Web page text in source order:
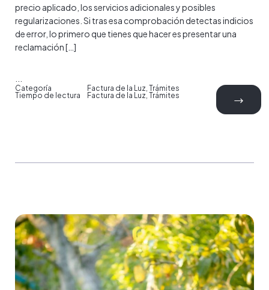
precio aplicado, los servicios adicionales y posibles
regularizaciones. Si tras esa comprobación detectas indicios
de error, lo primero que tienes que hacer es presentar una
reclamación […]
Categoría Factura de la Luz, Trámites
Tiempo de lectura
Factura de la Luz, Trámites